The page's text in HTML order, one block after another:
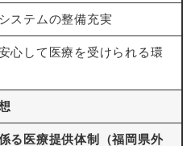
ムの整備充実
て医療を受けられる環
療提供体制（福岡県外